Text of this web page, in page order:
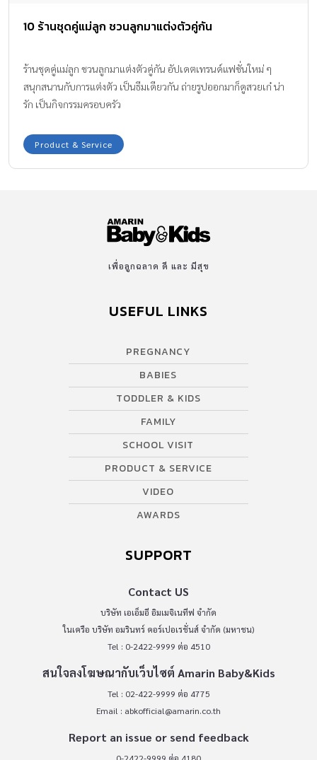
10 ร้านชุดคู่แม่ลูก ชวนลูกมาแต่งตัวคู่กัน
ร้านชุดคู่แม่ลูก ชวนลูกมาแต่งตัวคู่กัน อัปเดตเทรนด์แฟชั่นใหม่ ๆ
สนุกสนานกับการแต่งตัว เป็นธีมเดียวกัน ถ่ายรูปออกมาก็ดูสวยเก๋ น่า
รัก เป็นกิจกรรมครอบครัว
Product & Service
เพื่อลูกฉลาด ดี และ มีสุข
USEFUL LINKS
PREGNANCY
BABIES
TODDLER & KIDS
FAMILY
SCHOOL VISIT
PRODUCT & SERVICE
VIDEO
AWARDS
SUPPORT
Contact US
บริษัท เอเอ็มอี อิมเมจิเนทีฟ จำกัด
ในเครือ บริษัท อมรินทร์ คอร์เปอเรชั่นส์ จำกัด (มหาชน)
Tel : 0-2422-9999 ต่อ 4510
สนใจลงโฆษณากับเว็บไซต์ Amarin Baby&Kids
Tel : 02-422-9999 ต่อ 4775
Email : abkofficial@amarin.co.th
Report an issue or send feedback